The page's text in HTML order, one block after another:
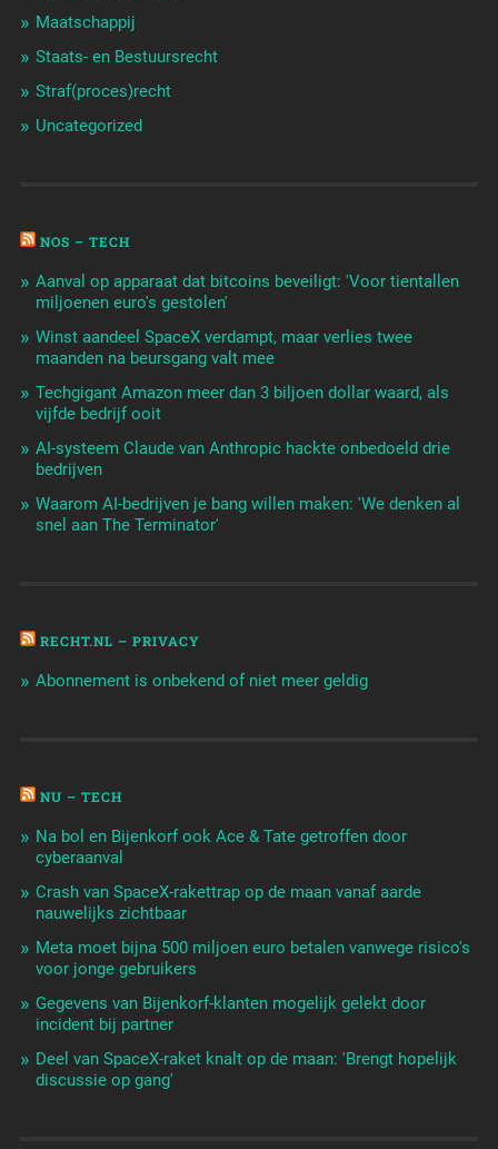
Maatschappij
Staats- en Bestuursrecht
Straf(proces)recht
Uncategorized
NOS – TECH
Aanval op apparaat dat bitcoins beveiligt: 'Voor tientallen
miljoenen euro's gestolen'
Winst aandeel SpaceX verdampt, maar verlies twee
maanden na beursgang valt mee
Techgigant Amazon meer dan 3 biljoen dollar waard, als
vijfde bedrijf ooit
AI-systeem Claude van Anthropic hackte onbedoeld drie
bedrijven
Waarom AI-bedrijven je bang willen maken: 'We denken al
snel aan The Terminator'
RECHT.NL – PRIVACY
Abonnement is onbekend of niet meer geldig
NU – TECH
Na bol en Bijenkorf ook Ace & Tate getroffen door
cyberaanval
Crash van SpaceX-rakettrap op de maan vanaf aarde
nauwelijks zichtbaar
Meta moet bijna 500 miljoen euro betalen vanwege risico's
voor jonge gebruikers
Gegevens van Bijenkorf-klanten mogelijk gelekt door
incident bij partner
Deel van SpaceX-raket knalt op de maan: 'Brengt hopelijk
discussie op gang'